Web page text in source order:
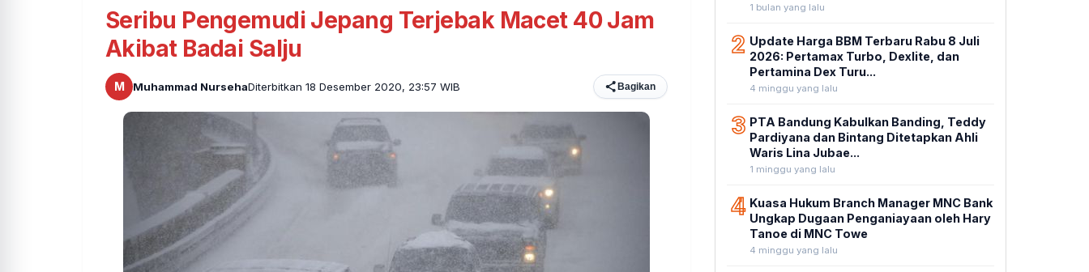
Seribu Pengemudi Jepang Terjebak Macet 40 Jam
Akibat Badai Salju
M Muhammad NursehaDiterbitkan 18 Desember 2020, 23:57 WIB Bagikan
1 bulan yang lalu
2 Update Harga BBM Terbaru Rabu 8 Juli
2026: Pertamax Turbo, Dexlite, dan
Pertamina Dex Turu...
4 minggu yang lalu
3 PTA Bandung Kabulkan Banding, Teddy
Pardiyana dan Bintang Ditetapkan Ahli
Waris Lina Jubae...
1 minggu yang lalu
4 Kuasa Hukum Branch Manager MNC Bank
Ungkap Dugaan Penganiayaan oleh Hary
Tanoe di MNC Towe
4 minggu yang lalu